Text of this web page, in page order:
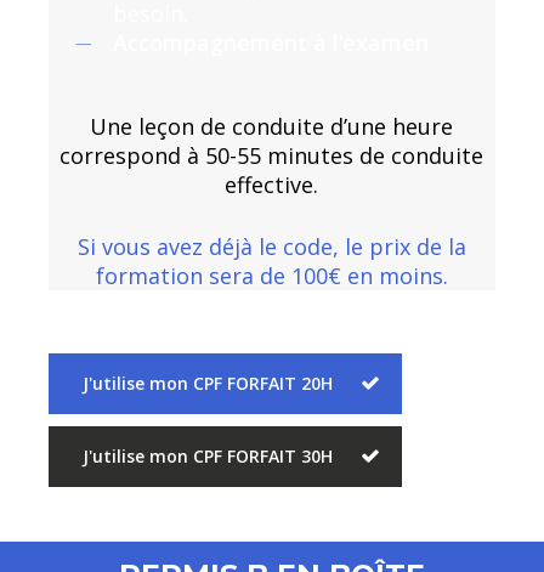
Une leçon de conduite d’une heure
correspond à 50-55 minutes de conduite
effective.
Si vous avez déjà le code, le prix de la
formation sera de 100€ en moins.
J'utilise mon CPF FORFAIT 20H
J'utilise mon CPF FORFAIT 30H